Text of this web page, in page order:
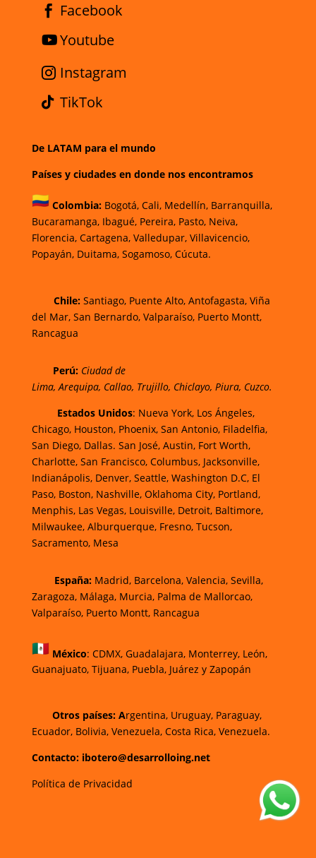
Facebook
Youtube
Instagram
TikTok
De LATAM para el mundo
Países y ciudades en donde nos encontramos
Colombia: Bogotá,Cali, Medellín, Barranquilla,
Bucaramanga,Ibagué,Pereira,Pasto, Neiva,
Florencia, Cartagena, Valledupar, Villavicencio,
Popayán, Duitama, Sogamoso, Cúcuta.
Chile:Santiago, Puente Alto, Antofagasta, Viña
del Mar, San Bernardo, Valparaíso, Puerto Montt,
Rancagua
Perú: Ciudad de
Lima, Arequipa, Callao, Trujillo, Chiclayo, Piura, Cuzco.
Estados Unidos: Nueva York, Los Ángeles,
Chicago, Houston, Phoenix, San Antonio, Filadelfia,
San Diego, Dallas. San José, Austin, Fort Worth,
Charlotte, San Francisco, Columbus, Jacksonville,
Indianápolis, Denver, Seattle, Washington D.C, El
Paso, Boston, Nashville, Oklahoma City, Portland,
Menphis, Las Vegas, Louisville, Detroit, Baltimore,
Milwaukee, Alburquerque, Fresno, Tucson,
Sacramento, Mesa
España: Madrid, Barcelona, Valencia, Sevilla,
Zaragoza, Málaga, Murcia, Palma de Mallorcao,
Valparaíso, Puerto Montt, Rancagua
México: CDMX, Guadalajara, Monterrey, León,
Guanajuato, Tijuana, Puebla, Juárez y Zapopán
Otros países: Argentina, Uruguay, Paraguay,
Ecuador, Bolivia, Venezuela, Costa Rica, Venezuela.
Contacto: ibotero@desarrolloing.net
Política de Privacidad
w